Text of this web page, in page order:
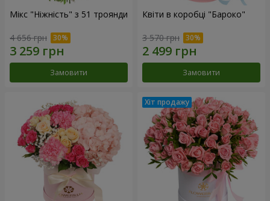
Мікс "Ніжність" з 51 троянди
4 656 грн
Замовити
Квіти в коробці "Бароко"
3 570 грн
Замовити